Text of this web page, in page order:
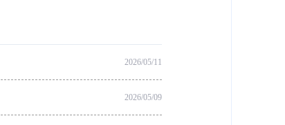
2026/05/11
2026/05/09